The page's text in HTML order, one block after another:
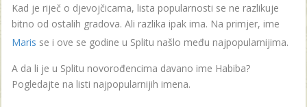
Kad je riječ o djevojčicama, lista popularnosti se ne razlikuje
bitno od ostalih gradova. Ali razlika ipak ima. Na primjer, ime
Maris se i ove se godine u Splitu našlo među najpopularnijima.
A da li je u Splitu novorođencima davano ime Habiba?
Pogledajte na listi najpopularnijih imena.